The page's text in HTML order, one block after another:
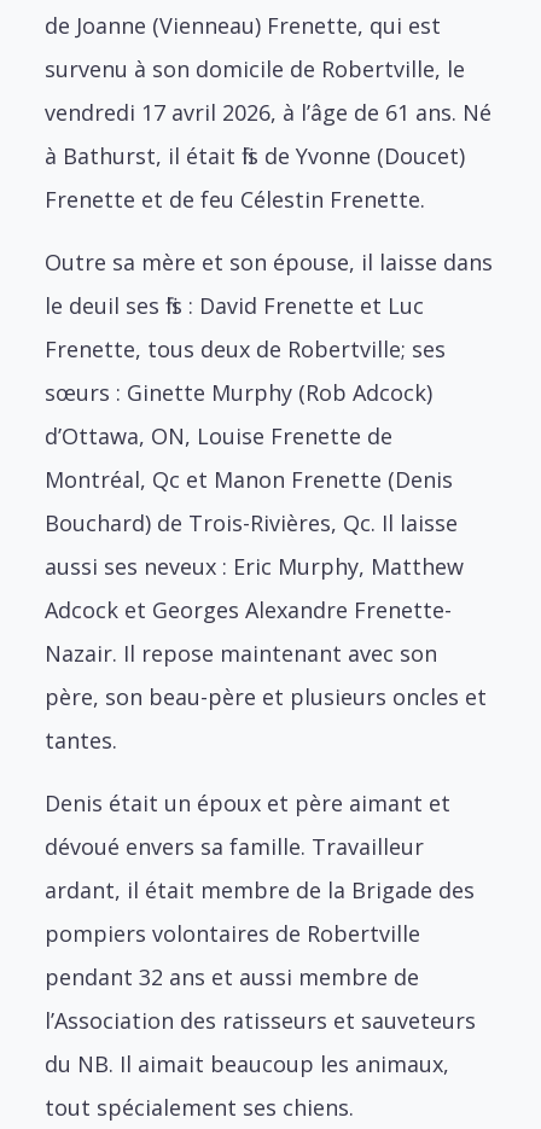
de Joanne (Vienneau) Frenette, qui est
survenu à son domicile de Robertville, le
vendredi 17 avril 2026, à l’âge de 61 ans. Né
à Bathurst, il était fils de Yvonne (Doucet)
Frenette et de feu Célestin Frenette.
Outre sa mère et son épouse, il laisse dans
le deuil ses fils : David Frenette et Luc
Frenette, tous deux de Robertville; ses
sœurs : Ginette Murphy (Rob Adcock)
d’Ottawa, ON, Louise Frenette de
Montréal, Qc et Manon Frenette (Denis
Bouchard) de Trois-Rivières, Qc. Il laisse
aussi ses neveux : Eric Murphy, Matthew
Adcock et Georges Alexandre Frenette-
Nazair. Il repose maintenant avec son
père, son beau-père et plusieurs oncles et
tantes.
Denis était un époux et père aimant et
dévoué envers sa famille. Travailleur
ardant, il était membre de la Brigade des
pompiers volontaires de Robertville
pendant 32 ans et aussi membre de
l’Association des ratisseurs et sauveteurs
du NB. Il aimait beaucoup les animaux,
tout spécialement ses chiens.